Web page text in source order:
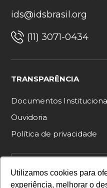
Utilizamos cookies para
experiência, melhorar o
ids@idsbrasil.org
(11) 3071-0434
TRANSPARÊNCIA
Documentos
Ouvidoria
Política de privacidade